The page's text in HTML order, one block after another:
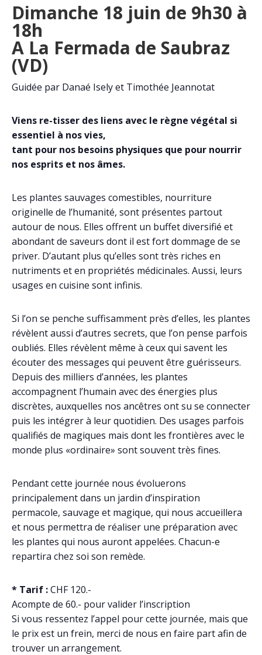
Dimanche 18 juin de 9h30 à
18h
A La Fermada de Saubraz
(VD)
Guidée par Danaé Isely et Timothée Jeannotat
Viens re-tisser des liens avec le règne végétal si
essentiel à nos vies,
tant pour nos besoins physiques que pour nourrir
nos esprits et nos âmes.
Les plantes sauvages comestibles, nourriture
originelle de l’humanité, sont présentes partout
autour de nous. Elles offrent un buffet diversifié et
abondant de saveurs dont il est fort dommage de se
priver. D’autant plus qu’elles sont très riches en
nutriments et en propriétés médicinales. Aussi, leurs
usages en cuisine sont infinis.
Si l’on se penche suffisamment près d’elles, les plantes
révèlent aussi d’autres secrets, que l’on pense parfois
oubliés. Elles révèlent même à ceux qui savent les
écouter des messages qui peuvent être guérisseurs.
Depuis des milliers d’années, les plantes
accompagnent l’humain avec des énergies plus
discrètes, auxquelles nos ancêtres ont su se connecter
puis les intégrer à leur quotidien. Des usages parfois
qualifiés de magiques mais dont les frontières avec le
monde plus «ordinaire» sont souvent très fines.
Pendant cette journée nous évoluerons
principalement dans un jardin d’inspiration
permacole, sauvage et magique, qui nous accueillera
et nous permettra de réaliser une préparation avec
les plantes qui nous auront appelées. Chacun-e
repartira chez soi son remède.
* Tarif :CHF 120.-
Acompte de 60.- pour valider l’inscription
Si vous ressentez l’appel pour cette journée, mais que
le prix est un frein, merci de nous en faire part afin de
trouver un arrangement.